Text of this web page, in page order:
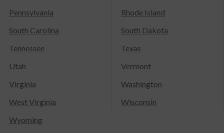
Pennsylvania
Rhode Island
South Carolina
South Dakota
Tennessee
Texas
Utah
Vermont
Virginia
Washington
West Virginia
Wisconsin
Wyoming